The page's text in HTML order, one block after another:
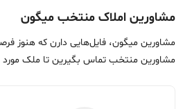
مشاورین املاک منتخب میگون
مشاورین میگون، فایل‌هایی دارن که هنوز
مشاورین منتخب تماس بگیرین تا ملک مورد